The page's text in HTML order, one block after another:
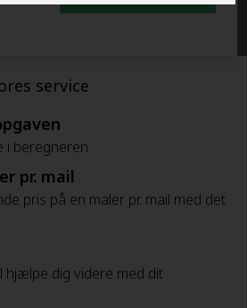
service
i beregneren
pr. mail
pris på en maler pr. mail med det
hjælpe dig videre med dit